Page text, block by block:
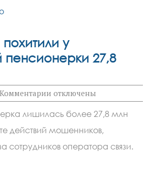
у
27,8
Комментарии к
записи
Мошенники
похитили
у
московской
пенсионерки
27,8
отключены
лишилась более 27,8 млн
действий мошенников,
сотрудников оператора связи.